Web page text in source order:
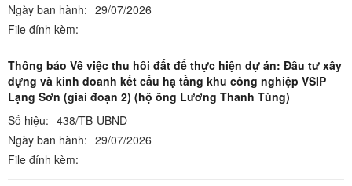
Ngày ban hành: 29/07/2026
File đính kèm:
Thông báo Về việc thu hồi đất để thực hiện dự án: Đầu tư xây
dựng và kinh doanh kết cấu hạ tầng khu công nghiệp VSIP
Lạng Sơn (giai đoạn 2) (hộ ông Lương Thanh Tùng)
Số hiệu: 438/TB-UBND
Ngày ban hành: 29/07/2026
File đính kèm: